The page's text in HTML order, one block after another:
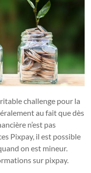
challenge pour la
au fait que dès
n’est pas
Pixpay, il est possible
on est mineur.
sur pixpay.